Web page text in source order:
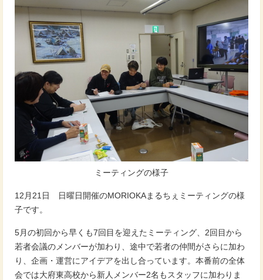
ミーティングの様子
12月21日 日曜日開催のMORIOKAまるちぇミーティングの様
子です。
5月の初回から早くも7回目を迎えたミーティング、2回目から
若者会議のメンバーが加わり、途中で若者の仲間がさらに加わ
り、企画・運営にアイデアを出し合っています。本番前の全体
会では大府東高校から新人メンバー2名もスタッフに加わりま